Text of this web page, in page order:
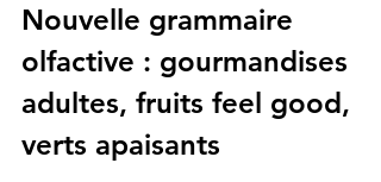
Nouvelle grammaire
olfactive : gourmandises
adultes, fruits feel good,
verts apaisants